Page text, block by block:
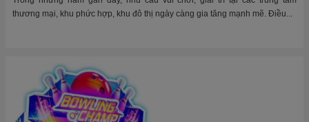
thương mại, khu phức hợp, khu đô thị ngày càng gia tăng mạnh mẽ. Điều...